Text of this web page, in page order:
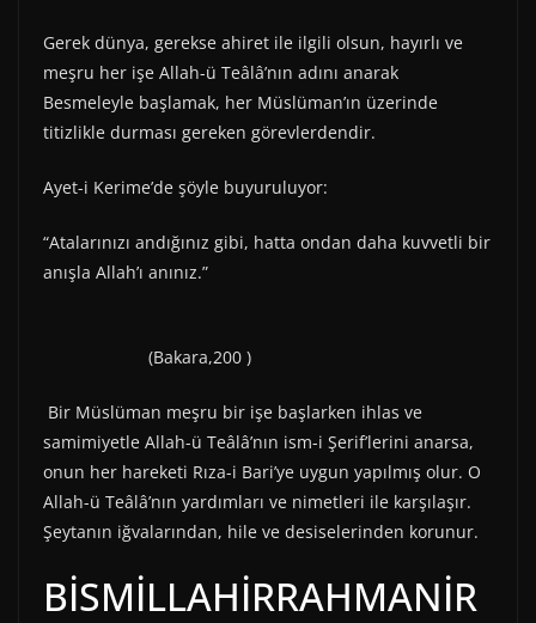
Gerek dünya, gerekse ahiret ile ilgili olsun, hayırlı ve
meşru her işe Allah-ü Teâlâ’nın adını anarak
Besmeleyle başlamak, her Müslüman’ın üzerinde
titizlikle durması gereken görevlerdendir.
Ayet-i Kerime’de şöyle buyuruluyor:
“Atalarınızı andığınız gibi, hatta ondan daha kuvvetli bir
anışla Allah’ı anınız.”
(Bakara,200 )
Bir Müslüman meşru bir işe başlarken ihlas ve
samimiyetle Allah-ü Teâlâ’nın ism-i Şerif’lerini anarsa,
onun her hareketi Rıza-i Bari’ye uygun yapılmış olur. O
Allah-ü Teâlâ’nın yardımları ve nimetleri ile karşılaşır.
Şeytanın iğvalarından, hile ve desiselerinden korunur.
BİSMİLLAHİRRAHMANİR